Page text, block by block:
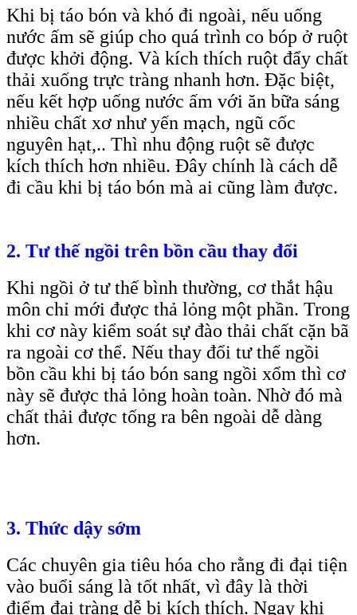
Khi bị táo bón và khó đi ngoài, nếu uống
nước ấm sẽ giúp cho quá trình co bóp ở ruột
được khởi động. Và kích thích ruột đẩy chất
thải xuống trực tràng nhanh hơn. Đặc biệt,
nếu kết hợp uống nước ấm với ăn bữa sáng
nhiều chất xơ như yến mạch, ngũ cốc
nguyên hạt,.. Thì nhu động ruột sẽ được
kích thích hơn nhiều. Đây chính là cách dễ
đi cầu khi bị táo bón mà ai cũng làm được.
2. Tư thế ngồi trên bồn cầu thay đổi
Khi ngồi ở tư thế bình thường, cơ thắt hậu
môn chỉ mới được thả lỏng một phần. Trong
khi cơ này kiểm soát sự đào thải chất cặn bã
ra ngoài cơ thể. Nếu thay đổi tư thế ngồi
bồn cầu khi bị táo bón sang ngồi xổm thì cơ
này sẽ được thả lỏng hoàn toàn. Nhờ đó mà
chất thải được tống ra bên ngoài dễ dàng
hơn.
3. Thức dậy sớm
Các chuyên gia tiêu hóa cho rằng đi đại tiện
vào buổi sáng là tốt nhất, vì đây là thời
điểm đại tràng dễ bị kích thích. Ngay khi